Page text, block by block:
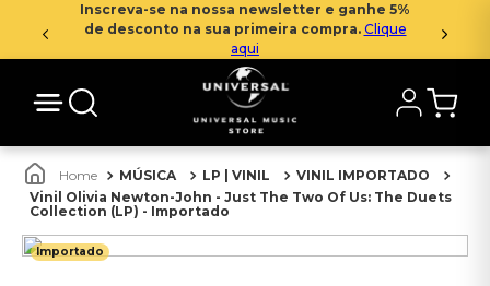
Inscreva-se na nossa newsletter e ganhe 5%
de desconto na sua primeira compra. Clique
aqui
MÚSICA LP | VINIL
VINIL IMPORTADO
Vinil Olivia Newton-John - Just The Two Of Us: The Duets
Collection (LP) - Importado
Importado